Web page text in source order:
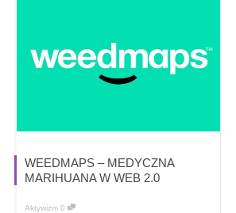
WEEDMAPS – MEDYCZNA
MARIHUANA W WEB 2.0
Aktywizm 0